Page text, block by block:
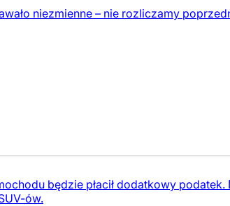
niezmienne – nie rozliczamy
będzie płacił dodatkowy
ów.